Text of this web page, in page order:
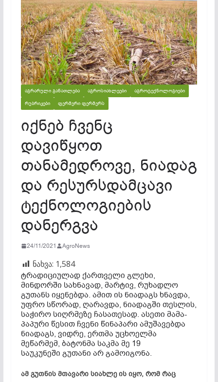
ᲐᲒᲠᲐᲠᲣᲚᲘ ᲒᲐᲜᲐᲗᲚᲔᲑᲐ ᲐᲒᲠᲝᲡᲘᲐᲮᲚᲔᲔᲑᲘ
ᲐᲒᲠᲝᲢᲔᲥᲜᲝᲚᲝᲒᲘᲔᲑᲘ
ᲠᲣᲑᲠᲘᲙᲔᲑᲘ
ᲤᲔᲠᲛᲔᲠᲘ ᲤᲔᲠᲛᲔᲠᲡ
იქნებ ჩვენც
დავიწყოთ
თანამედროვე, ნიადაგ
და რესურსდამცავი
ტექნოლოგიების
დანერგვა
24/11/2021 AgroNews
ნახვა: 1,584
ტრადიციულად ქართველი გლეხი,
მინდორში სახნავად, მარტივ, რუხადლო
გუთანს იყენებდა. ამით ის ნიადაგს ხნავდა,
უფრო სწორად, ღარავდა, ნიადაგში თესლის,
საჭირო სიღრმეზე ჩასათესად. ასეთი მამა-
პაპური წესით ჩვენი წინაპარი ამუშავებდა
ნიადაგს, ვიდრე, ერთმა უცხოელმა
მეწარმემ, ბატონმა საკმა მე 19
საუკუნეში გუთანი არ გამოიგონა.
ამ გუთნის მთავარი სიახლე ის იყო, რომ რაც